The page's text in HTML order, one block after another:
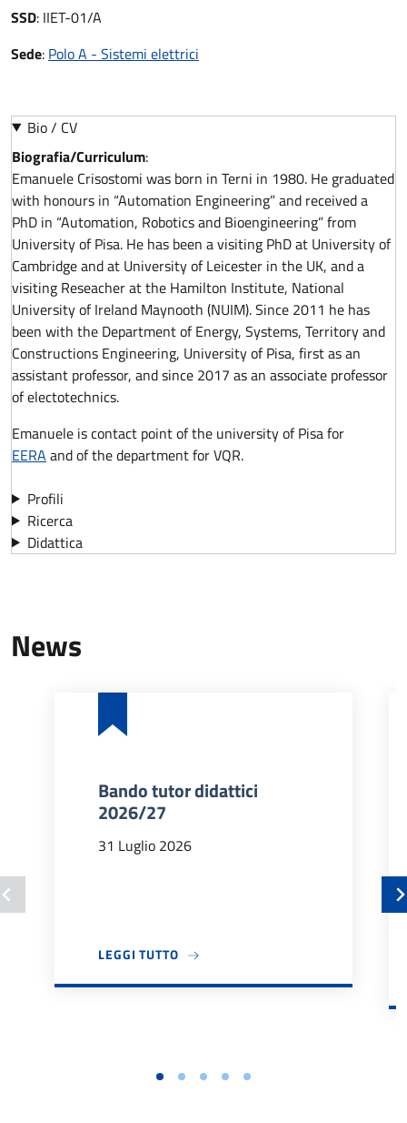
SSD: IIET-01/A
Sede: Polo A - Sistemi elettrici
Bio / CV
Biografia/Curriculum:
Emanuele Crisostomi was born in Terni in 1980. He graduated
with honours in “Automation Engineering” and received a
PhD in “Automation, Robotics and Bioengineering” from
University of Pisa. He has been a visiting PhD at University of
Cambridge and at University of Leicester in the UK, and a
visiting Reseacher at the Hamilton Institute, National
University of Ireland Maynooth (NUIM). Since 2011 he has
been with the Department of Energy, Systems, Territory and
Constructions Engineering, University of Pisa, first as an
assistant professor, and since 2017 as an associate professor
of electotechnics.
Emanuele is contact point of the university of Pisa for
EERA and of the department for VQR.
Profili
Ricerca
Didattica
News
Bando tutor didattici
2026/27
31 Luglio 2026
LEGGI TUTTOA PROPOSITO DI BANDO TUTOR